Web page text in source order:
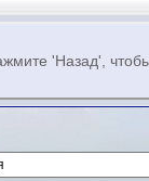
'Назад',